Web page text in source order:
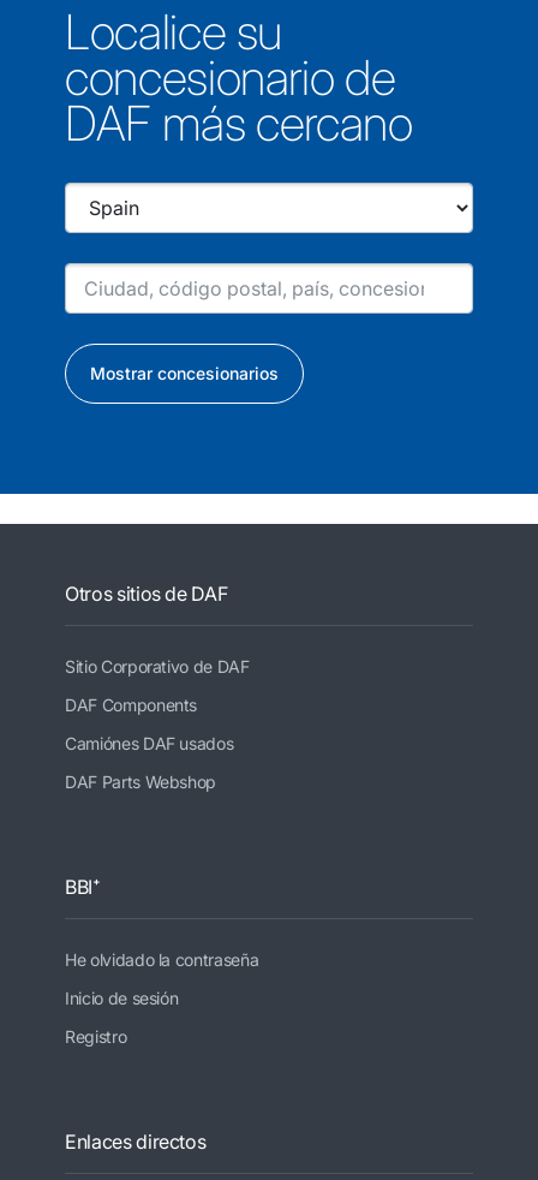
Localice su
concesionario de
DAF más cercano
Mostrar concesionarios
Otros sitios de DAF
Sitio Corporativo de DAF
DAF Components
Camiónes DAF usados
DAF Parts Webshop
BBI⁺
He olvidado la contraseña
Inicio de sesión
Registro
Enlaces directos